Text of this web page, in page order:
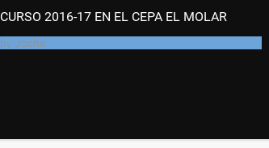
CURSO 2016-17 EN EL CEPA EL MOLAR
by Joche